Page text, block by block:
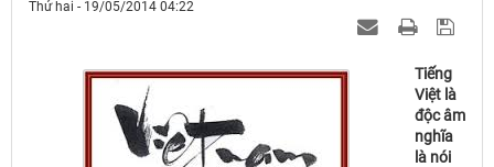
Thứ hai - 19/05/2014 04:22
Tiếng
Việt là
độc âm
nghĩa
là nói